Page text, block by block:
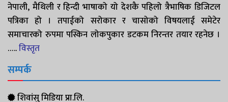
नेपाली, मैथिली र हिन्दी भाषाको यो देशकै पहिलो त्रैभाषिक डिजिटल
पत्रिका हो । तपाईको सरोकार र चासोको विषयलाई समेटेर
समाचारको रुपमा पस्किन लोकपुकार डटकम निरन्तर तयार रहनेछ ।
…..विस्तृत
सम्पर्क
शिवांसु मिडिया प्रा.लि.